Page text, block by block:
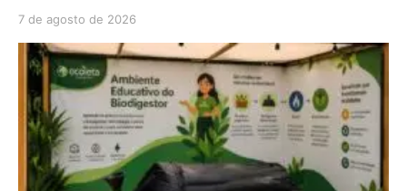
7 de agosto de 2026